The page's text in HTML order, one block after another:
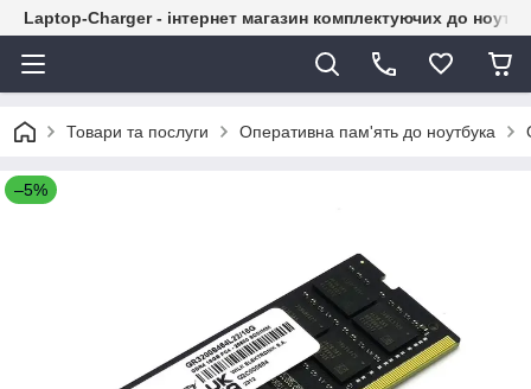
Laptop-Charger - інтернет магазин комплектуючих до
Товари та послуги Оперативна пам'ять до ноутбука
–5%